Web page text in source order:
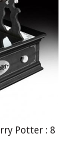
Potter : 8